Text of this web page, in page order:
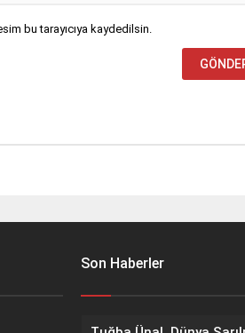
bu tarayıcıya kaydedilsin.
Son Haberler